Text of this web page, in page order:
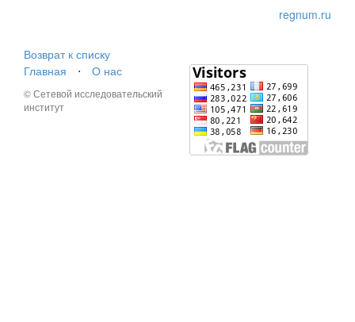
regnum.ru
Возврат к списку
Главная
⋅ О нас
© Сетевой исследовательский
институт